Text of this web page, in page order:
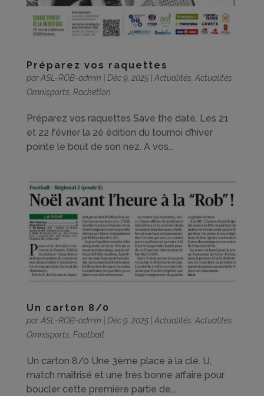
Préparez vos raquettes
parASL-ROB-admin Déc 9, 2025| Actualités Actualités
Omnisports Racketlon
Préparez vos raquettes Save the date. Les 21
et 22 février la 2è édition du tournoi d’hiver
pointe le bout de son nez. A vos...
Un carton 8/0
parASL-ROB-admin Déc 9, 2025| Actualités Actualités
Omnisports Football
Un carton 8/0 Une 3ème place à la clé. U,
match maîtrisé et une très bonne affaire pour
boucler cette première partie de...